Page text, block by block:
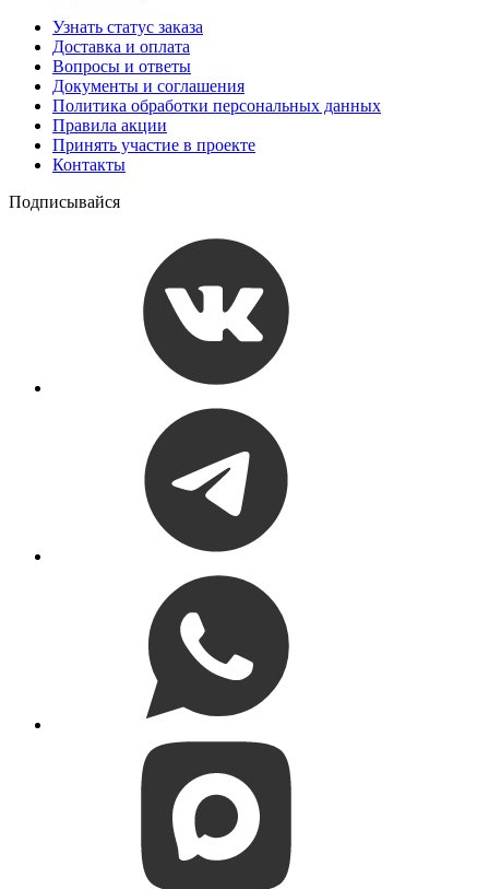
Узнать статус заказа
Доставка и оплата
Вопросы и ответы
Документы и соглашения
Политика обработки персональных данных
Правила акции
Принять участие в проекте
Контакты
Подписывайся